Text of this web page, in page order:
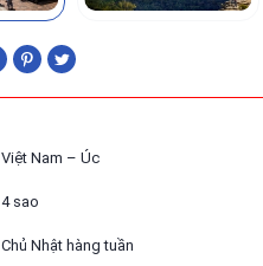
Việt Nam – Úc
4 sao
Chủ Nhật hàng tuần